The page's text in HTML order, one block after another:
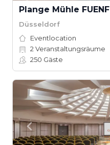
Plange Mühle FUENF
Düsseldorf
Eventlocation
2 Veranstaltungsräume
250 Gäste